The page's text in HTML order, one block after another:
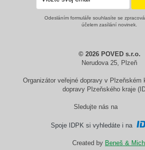
Odesláním formuláře souhlasíte se
účelem zasílání novinek.
© 2026 POVED s.r.o.
Nerudova 25, Plzeň
Organizátor veřejné dopravy v Plzeňském
dopravy Plzeňského kraje
Sledujte nás na
Spoje IDPK si vyhledáte i na
Created by Beneš & Michl